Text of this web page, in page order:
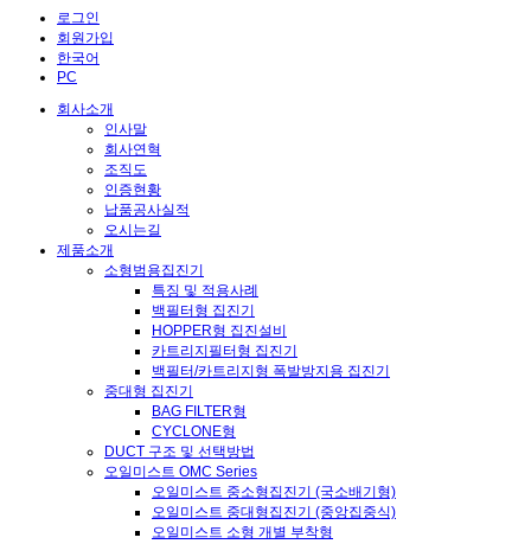
로그인
회원가입
한국어
PC
회사소개
인사말
회사연혁
조직도
인증현황
납품공사실적
오시는길
제품소개
소형범용집진기
특징 및 적용사례
백필터형 집진기
HOPPER형 집진설비
카트리지필터형 집진기
백필터/카트리지형 폭발방지용 집진기
중대형 집진기
BAG FILTER형
CYCLONE형
DUCT 구조 및 선택방법
오일미스트 OMC Series
오일미스트 중소형집진기 (국소배기형)
오일미스트 중대형집진기 (중앙집중식)
오일미스트 소형 개별 부착형